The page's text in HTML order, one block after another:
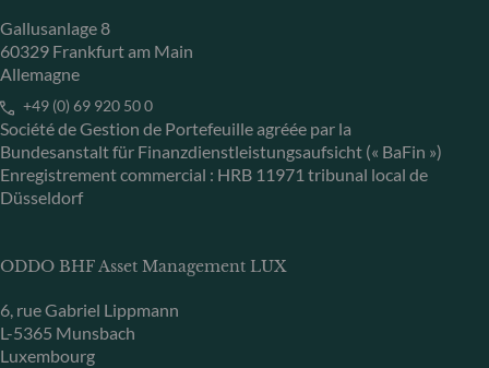
Gallusanlage 8
60329 Frankfurt am Main
Allemagne
+49 (0) 69 920 50 0
Société de Gestion de Portefeuille agréée par la
Bundesanstalt für Finanzdienstleistungsaufsicht (« BaFin »)
Enregistrement commercial : HRB 11971 tribunal local de
Düsseldorf
ODDO BHF Asset Management LUX
6, rue Gabriel Lippmann
L-5365 Munsbach
Luxembourg